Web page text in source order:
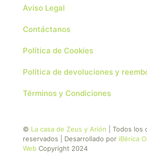
Aviso Legal
Contáctanos
Política de Cookies
Política de devoluciones y
Términos y Condiciones
© La casa de Zeus y Arión | Todos los
reservados | Desarrollado por iBérica
Web Copyright 2024